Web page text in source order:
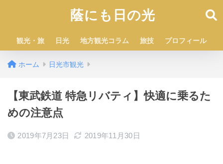
蔭にも日の光
観光・旅 日光 地方観光コラム 旅技 プロフィール
ホーム 日光市観光
【東武鉄道 特急リバティ】快適に乗るた
めの注意点
2019年7月23日 2019年11月30日